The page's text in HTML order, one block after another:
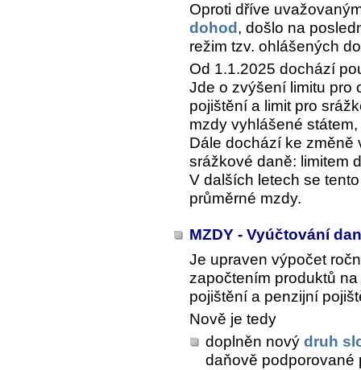
Oproti dříve
dohod , došlo na
režim tzv. ohlášených
Od 1.1.2025 dochází
Jde o zvýšení limitu pro
pojištění a limit pro
mzdy vyhlášené
Dále dochází ke změně
srážkové daně: limitem
V dalších letech se
průměrné mzdy.
MZDY - Vyúčtování
Je upraven výpočet
započtením produktů
pojištění a penzijní
Nově je tedy
doplněn nový druh
daňově podporované